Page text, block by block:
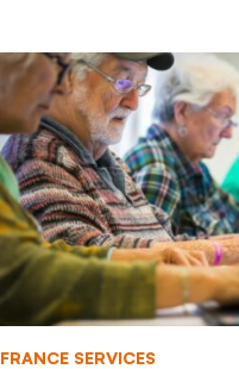
France Services
FRANCE SERVICES